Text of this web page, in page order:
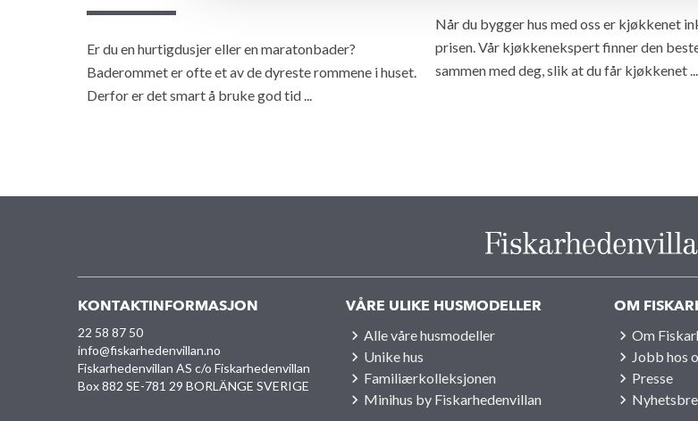
Er du en hurtigdusjer eller en maratonbader?
Baderommet er ofte et av de dyreste rommene i huset.
Derfor er det smart å bruke god tid ...
Når du bygger hus med oss er kjøkkenet
prisen. Vår kjøkkenekspert finner den
sammen med deg, slik at du får kjøkkenet ...
KONTAKTINFORMASJON
22 58 87 50
info@fiskarhedenvillan.no
Fiskarhedenvillan AS c/o Fiskarhedenvillan
Box 882 SE-781 29 BORLÄNGE SVERIGE
VÅRE ULIKE HUSMODELLER
Alle våre husmodeller
Unike hus
Familiærkolleksjonen
Minihus by Fiskarhedenvillan
OM
Om
Jobb hos
Presse